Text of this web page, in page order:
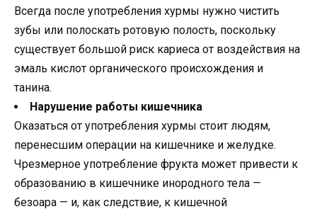
Всегда после употребления хурмы нужно чистить
зубы или полоскать ротовую полость, поскольку
существует большой риск кариеса от воздействия на
эмаль кислот органического происхождения и
танина.
Нарушение работы кишечника
Оказаться от употребления хурмы стоит людям,
перенесшим операции на кишечнике и желудке.
Чрезмерное употребление фрукта может привести к
образованию в кишечнике инородного тела —
безоара — и, как следствие, к кишечной